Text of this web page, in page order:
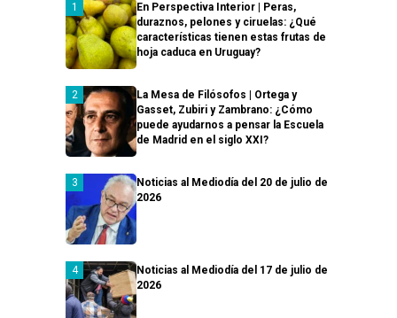
En Perspectiva Interior | Peras,
duraznos, pelones y ciruelas: ¿Qué
características tienen estas frutas de
hoja caduca en Uruguay?
La Mesa de Filósofos | Ortega y
Gasset, Zubiri y Zambrano: ¿Cómo
puede ayudarnos a pensar la Escuela
de Madrid en el siglo XXI?
Noticias al Mediodía del 20 de julio de
2026
Noticias al Mediodía del 17 de julio de
2026